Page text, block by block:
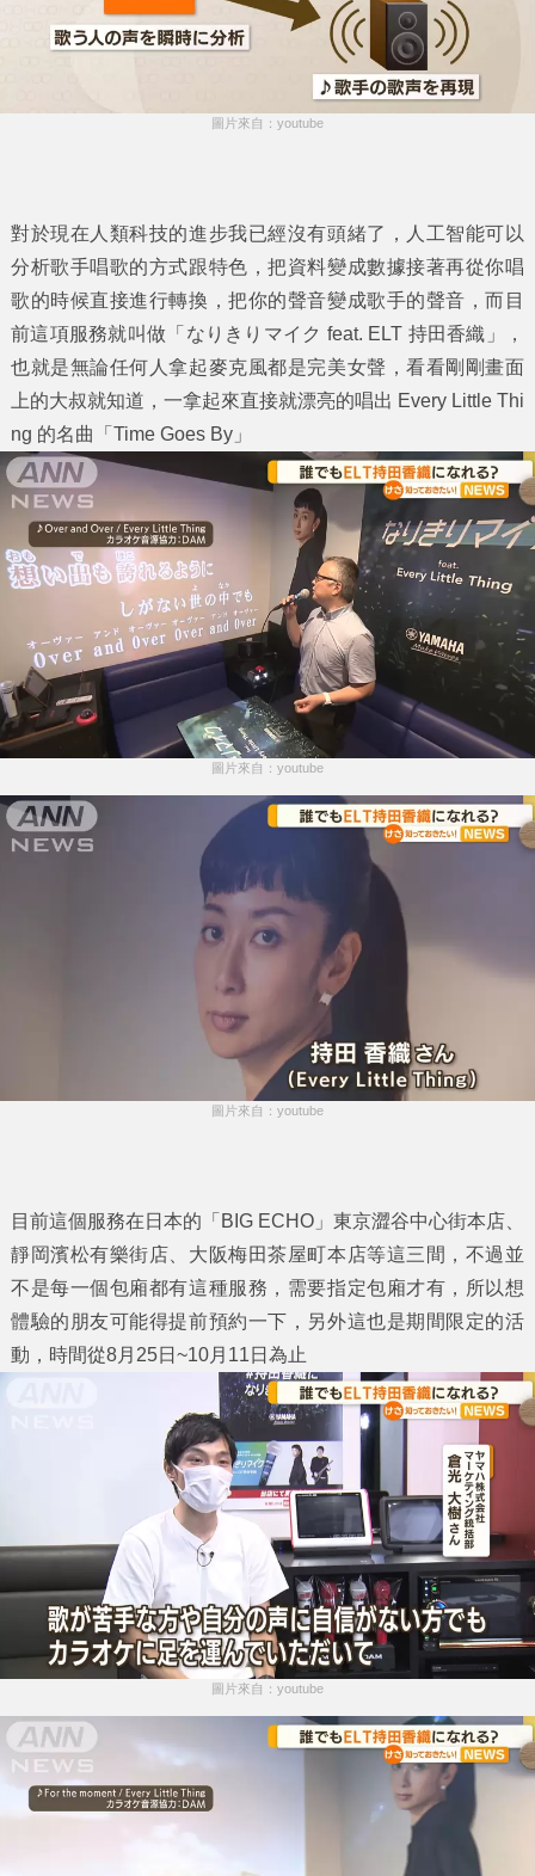
圖片來自：youtube
對於現在人類科技的進步我已經沒有頭緒了，人工智能可以
分析歌手唱歌的方式跟特色，把資料變成數據接著再從你唱
歌的時候直接進行轉換，把你的聲音變成歌手的聲音，而目
前這項服務就叫做「なりきりマイク feat. ELT 持田香織」，
也就是無論任何人拿起麥克風都是完美女聲，看看剛剛畫面
上的大叔就知道，一拿起來直接就漂亮的唱出 Every Little Thi
ng 的名曲「Time Goes By」
圖片來自：youtube
圖片來自：youtube
目前這個服務在日本的「BIG ECHO」東京澀谷中心街本店、
靜岡濱松有樂街店、大阪梅田茶屋町本店等這三間，不過並
不是每一個包廂都有這種服務，需要指定包廂才有，所以想
體驗的朋友可能得提前預約一下，另外這也是期間限定的活
動，時間從8月25日~10月11日為止
圖片來自：youtube